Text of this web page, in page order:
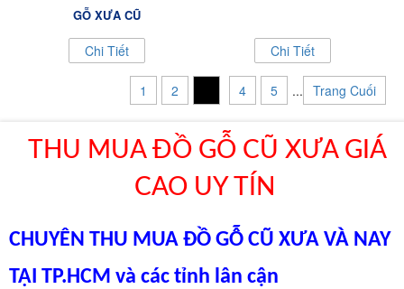
GỖ XƯA CŨ
Chi Tiết Chi Tiết
1 2 4 5 ... Trang Cuối
THU MUA ĐỒ GỖ CŨ XƯA GIÁ
CAO UY TÍN
CHUYÊN THU MUA ĐỒ GỖ CŨ XƯA VÀ NAY
TẠI TP.HCM và các tỉnh lân cận